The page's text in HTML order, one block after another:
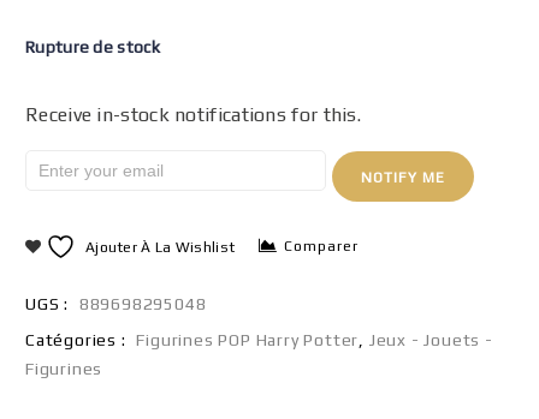
Rupture de stock
Receive in-stock notifications for this.
NOTIFY ME
Ajouter À La Wishlist Comparer
UGS :
889698295048
Catégories :
Figurines POP Harry Potter
Jeux - Jouets -
Figurines